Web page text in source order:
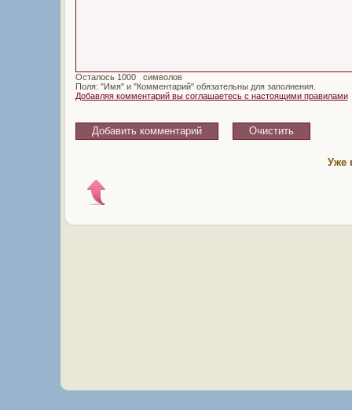
Осталось
символов
Поля: "Имя" и "Комментарий" обязательны для заполнения.
Добавляя комментарий вы соглашаетесь с настоящими правилами
Уже